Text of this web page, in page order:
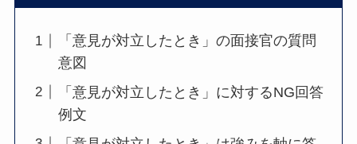
「意見が対立したとき」の面接官の質問
意図
「意見が対立したとき」に対するNG回答
例文